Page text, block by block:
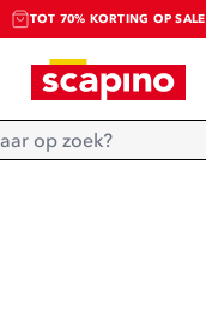
TOT 70% KORTING OP SALE
SALE: LAATSTE KANS!
SHOP NIEUW
Home